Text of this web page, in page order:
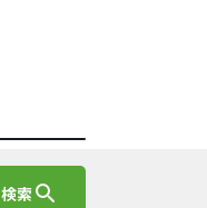
検索search